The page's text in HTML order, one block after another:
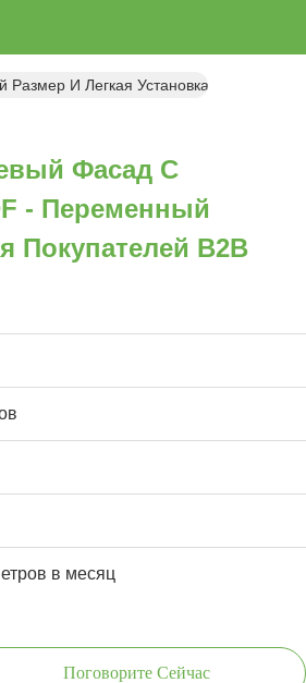
И Легкая Установка Для
Фасад С
- Переменный
Покупателей B2B
в месяц
Поговорите Сейчас